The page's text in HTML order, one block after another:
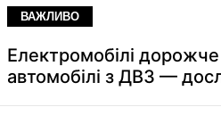
ВАЖЛИВО
Електромобілі
автомобілі з ДВЗ —